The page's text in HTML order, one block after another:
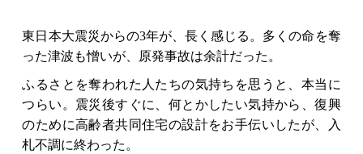
東日本大震災からの3年が、長く感じる。多くの命を奪
った津波も憎いが、原発事故は余計だった。
ふるさとを奪われた人たちの気持ちを思うと、本当に
つらい。 震災後すぐに、 何とかしたい気持から、復興
のために高齢者共同住宅の設計をお手伝いしたが、入
札不調に終わった。